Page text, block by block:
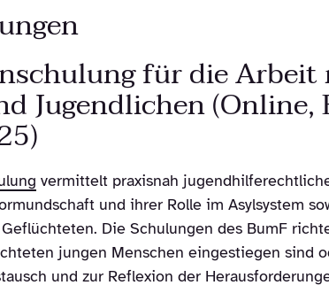
für die
Jugendlichen (Online,
vermittelt praxisnah
und ihrer Rolle im Asylsystem
Die Schulungen des BumF
jungen Menschen eingestiegen sind
und zur Reflexion der